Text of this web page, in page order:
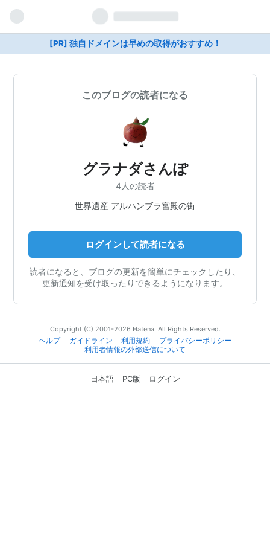
[PR] 独自ドメインは早めの取得がおすすめ！
このブログの読者になる
グラナダさんぽ
4人の読者
世界遺産 アルハンブラ宮殿の街
ログインして読者になる
読者になると、ブログの更新を簡単にチェックしたり、
更新通知を受け取ったりできるようになります。
Copyright (C) 2001-2026 Hatena. All Rights Reserved.
ヘルプ
ガイドライン 利用規約
プライバシーポリシー
利用者情報の外部送信について
日本語 PC版 ログイン